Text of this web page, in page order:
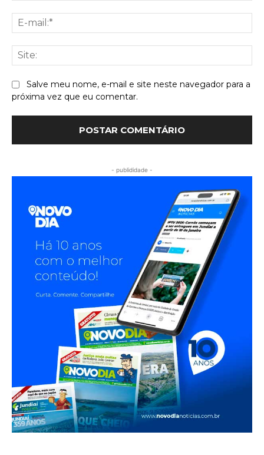
Salve meu nome, e-mail e site neste navegador para a
próxima vez que eu comentar.
- publididade -